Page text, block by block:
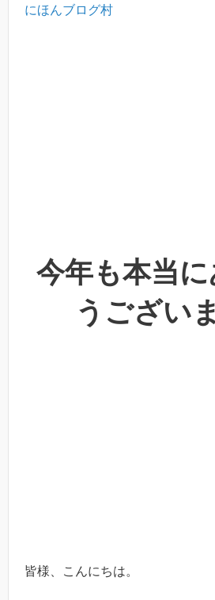
にほんブログ村
今年も本当
うござい
皆様、こんにちは。